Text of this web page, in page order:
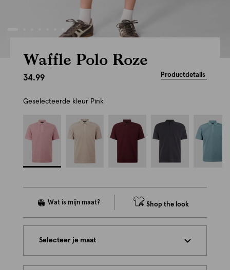
Waffle Polo Roze
34.99 Productdetails
Geselecteerde kleur Pink
Shop the look
Selecteer je maat